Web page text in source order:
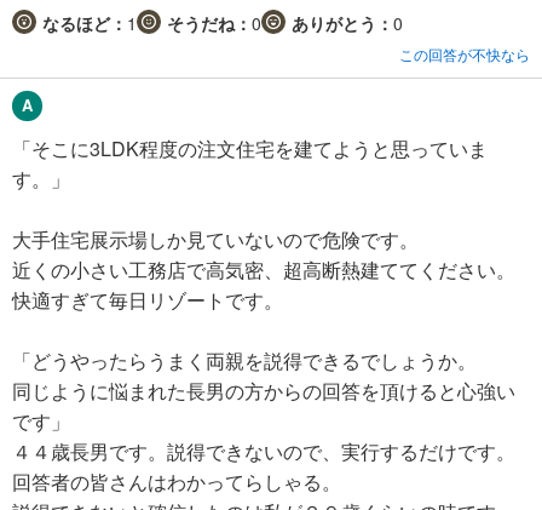
なるほど： 1 そうだね： 0 ありがとう： 0
この回答が不快なら
「そこに3LDK程度の注文住宅を建てようと思っていま
す。」
大手住宅展示場しか見ていないので危険です。
近くの小さい工務店で高気密、超高断熱建ててください。
快適すぎて毎日リゾートです。
「どうやったらうまく両親を説得できるでしょうか。
同じように悩まれた長男の方からの回答を頂けると心強い
です」
４４歳長男です。説得できないので、実行するだけです。
回答者の皆さんはわかってらしゃる。